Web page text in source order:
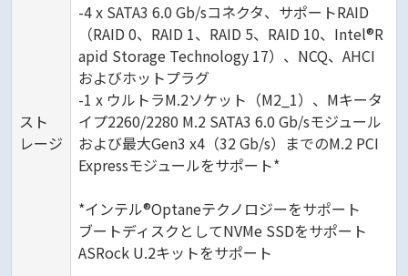
スト
レージ
-4 x SATA3 6.0 Gb/sコネクタ、サポートRAID
（RAID 0、RAID 1、RAID 5、RAID 10、Intel®R
apid Storage Technology 17）、NCQ、AHCI
およびホットプラグ
-1 x ウルトラM.2ソケット（M2_1）、Mキータ
イプ2260/2280 M.2 SATA3 6.0 Gb/sモジュール
および最大Gen3 x4（32 Gb/s）までのM.2 PCI
Expressモジュールをサポート*
*インテル®Optaneテクノロジーをサポート
ブートディスクとしてNVMe SSDをサポート
ASRock U.2キットをサポート